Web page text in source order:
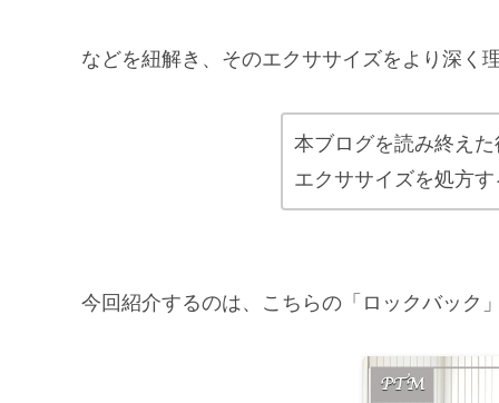
などを紐解き、そのエクササイズをより深く
本ブログを読み終え
エクササイズを処方
今回紹介するのは、こちらの「ロックバック